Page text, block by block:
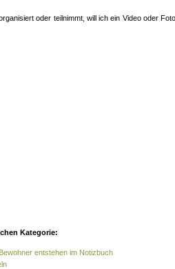
oder teilnimmt, will ich ein Video oder
Kategorie:
entstehen im Notizbuch